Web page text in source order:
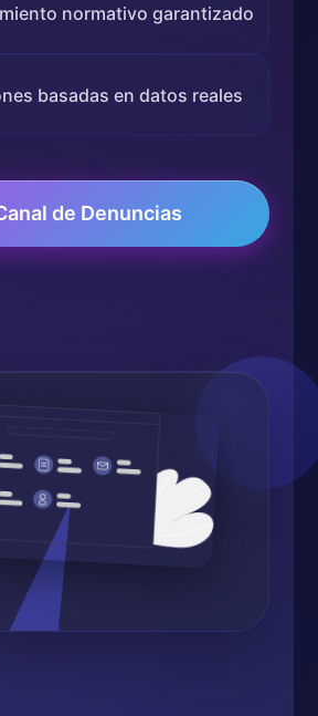
normativo garantizado
basadas en datos reales
de Denuncias